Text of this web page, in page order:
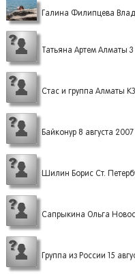
Галина Филипцева
Татьяна Артем Алматы 3
Стас и группа Алматы КЗ
Байконур 8 августа 2007
Шилин Борис Ст.
Сапрыкина Ольга
Группа из России 15